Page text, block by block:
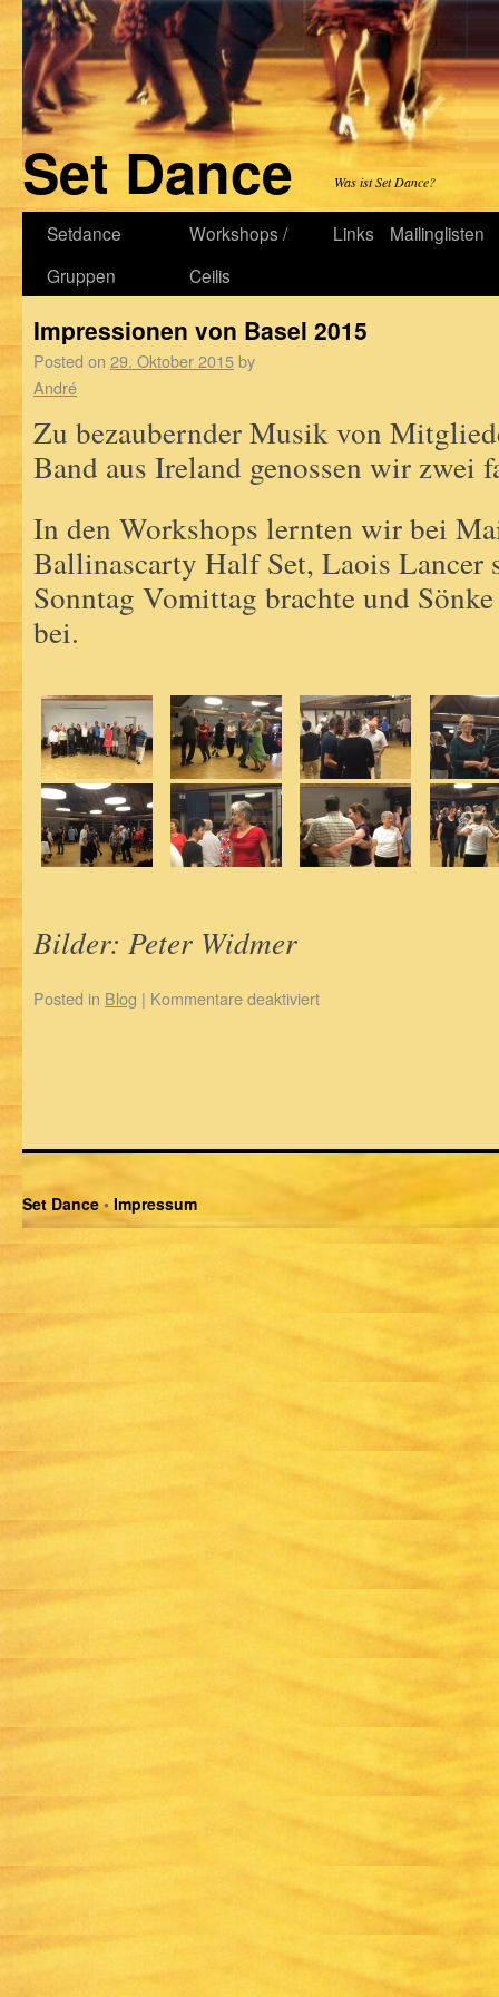
Set Dance Was ist Set Dance?
Setdance
Gruppen
Workshops /
Ceilis
Links Mailinglisten
Impressionen von Basel 2015
Posted on 29. Oktober 2015by
André
Zu bezaubernder Musik von
Band aus Ireland genossen wir zwei
In den Workshops lernten wir bei
Ballinascarty Half Set, Laois Lancer
Sonntag Vomittag brachte und
bei.
Bilder: Peter Widmer
Posted in Blog | Kommentare deaktiviert
Set Dance• Impressum